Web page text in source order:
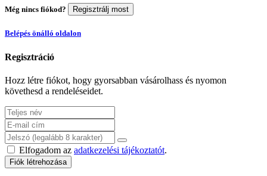
Még nincs fiókod? Regisztrálj most
Belépés önálló oldalon
Regisztráció
Hozz létre fiókot, hogy gyorsabban vásárolhass és nyomon
követhesd a rendeléseidet.
Elfogadom az adatkezelési tájékoztatót.
Fiók létrehozása